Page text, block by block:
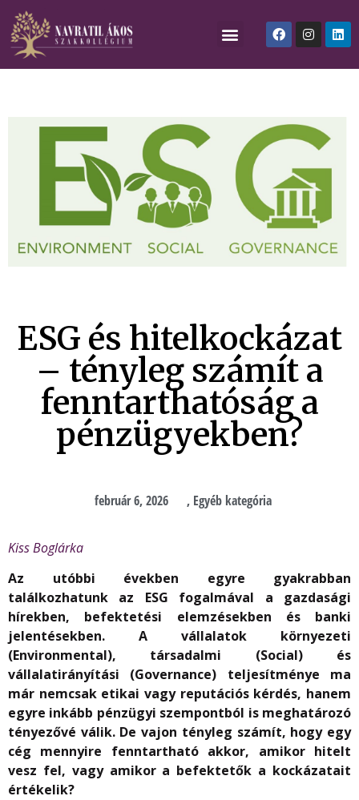
ESG és hitelkockázat
– tényleg számít a
fenntarthatóság a
pénzügyekben?
február 6, 2026 , Egyéb kategória
Kiss Boglárka
Az utóbbi években egyre gyakrabban
találkozhatunk az ESG fogalmával a gazdasági
hírekben, befektetési elemzésekben és banki
jelentésekben. A vállalatok környezeti
(Environmental), társadalmi (Social) és
vállalatirányítási (Governance) teljesítménye ma
már nemcsak etikai vagy reputációs kérdés, hanem
egyre inkább pénzügyi szempontból is meghatározó
tényezővé válik. De vajon tényleg számít, hogy egy
cég mennyire fenntartható akkor, amikor hitelt
vesz fel, vagy amikor a befektetők a kockázatait
értékelik?